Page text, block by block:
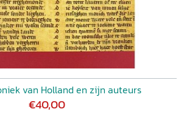
van Holland en zijn auteurs
€40,00